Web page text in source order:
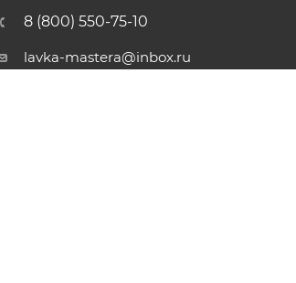
8 (800) 550-75-10
lavka-mastera@inbox.ru